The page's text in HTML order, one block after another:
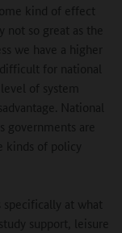
kind of effect
so great as the
we have a higher
for national
of system
National
governments are
kinds of policy
specifically at what
support, leisure